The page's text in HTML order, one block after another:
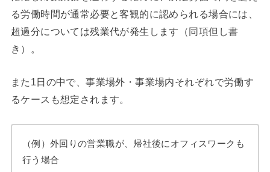
る労働時間が通常必要と客観的に認められる場合には、
超過分については残業代が発生します（同項但し書
き）。
また1日の中で、事業場外・事業場内それぞれで労働す
るケースも想定されます。
（例）外回りの営業職が、帰社後にオフィスワークも
行う場合